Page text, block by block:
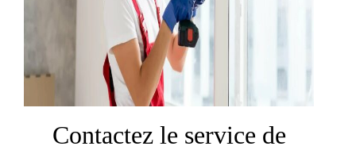
Contactez le service de